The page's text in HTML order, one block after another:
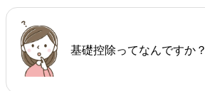
基礎控除ってなんですか？